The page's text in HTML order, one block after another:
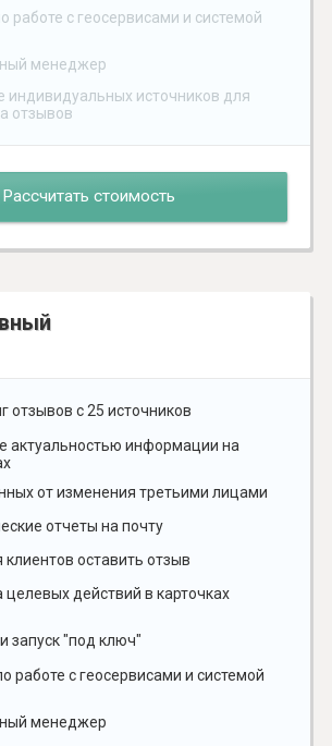
работе с геосервисами и системой
менеджер
индивидуальных источников для
отзывов
Рассчитать стоимость
отзывов с 25 источников
актуальностью информации на
от изменения третьими лицами
отчеты на почту
оставить отзыв
целевых действий в карточках
запуск "под ключ"
работе с геосервисами и системой
менеджер